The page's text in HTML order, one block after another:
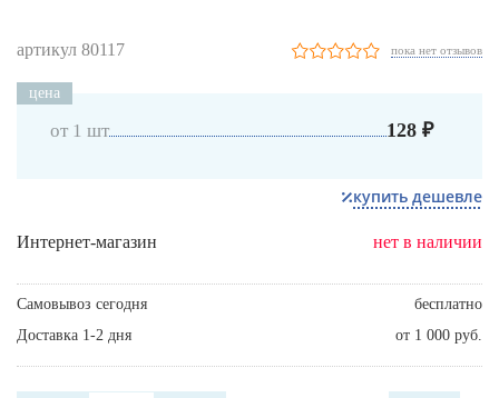
артикул 80117 пока нет отзывов
цена
от 1 шт 128 ₽
купить дешевле
Интернет-магазин нет в наличии
Самовывоз сегодня
бесплатно
Доставка 1-2 дня
от 1 000 руб.